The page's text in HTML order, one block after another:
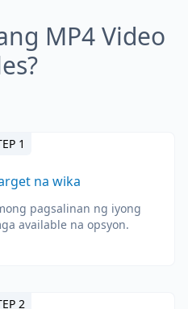
MP4 Video
1
na wika
pagsalinan ng iyong
available na opsyon.
2